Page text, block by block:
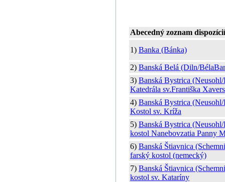
Abecedný zoznam
1) Banka (Bánka)
2) Banská Belá (Diln/
3) Banská Bystrica (Neusohl/
Katedrála sv.Františka
4) Banská Bystrica (Neusohl/
Kostol sv. Kríža
5) Banská Bystrica (Neusohl/
kostol Nanebovzatia Panny
6) Banská Štiavnica
farský kostol (nemecký)
7) Banská Štiavnica
kostol sv. Kataríny